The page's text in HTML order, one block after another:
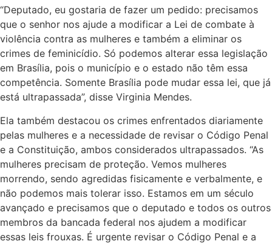
“Deputado, eu gostaria de fazer um pedido: precisamos
que o senhor nos ajude a modificar a Lei de combate à
violência contra as mulheres e também a eliminar os
crimes de feminicídio. Só podemos alterar essa legislação
em Brasília, pois o município e o estado não têm essa
competência. Somente Brasília pode mudar essa lei, que já
está ultrapassada”, disse Virginia Mendes.
Ela também destacou os crimes enfrentados diariamente
pelas mulheres e a necessidade de revisar o Código Penal
e a Constituição, ambos considerados ultrapassados. “As
mulheres precisam de proteção. Vemos mulheres
morrendo, sendo agredidas fisicamente e verbalmente, e
não podemos mais tolerar isso. Estamos em um século
avançado e precisamos que o deputado e todos os outros
membros da bancada federal nos ajudem a modificar
essas leis frouxas. É urgente revisar o Código Penal e a